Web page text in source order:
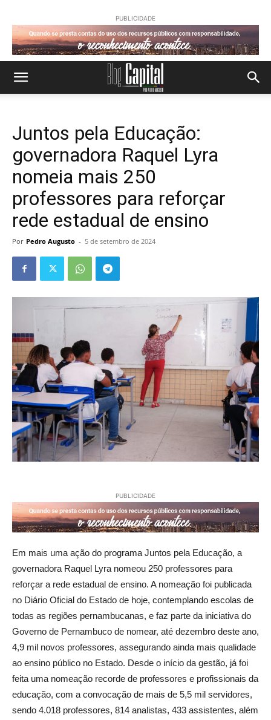
PUBLICIDADE
Juntos pela Educação:
governadora Raquel Lyra
nomeia mais 250
professores para reforçar
rede estadual de ensino
Por Pedro Augusto - 5 de setembro de 2024
PUBLICIDADE
Em mais uma ação do programa Juntos pela Educação, a
governadora Raquel Lyra nomeou 250 professores para
reforçar a rede estadual de ensino. A nomeação foi publicada
no Diário Oficial do Estado de hoje, contemplando escolas de
todas as regiões pernambucanas, e faz parte da iniciativa do
Governo de Pernambuco de nomear, até dezembro deste ano,
4,9 mil novos professores, assegurando ainda mais qualidade
ao ensino público no Estado. Desde o início da gestão, já foi
feita uma nomeação recorde de professores e profissionais da
educação, com a convocação de mais de 5,5 mil servidores,
sendo 4.018 professores, 814 analistas, 433 assistentes, além